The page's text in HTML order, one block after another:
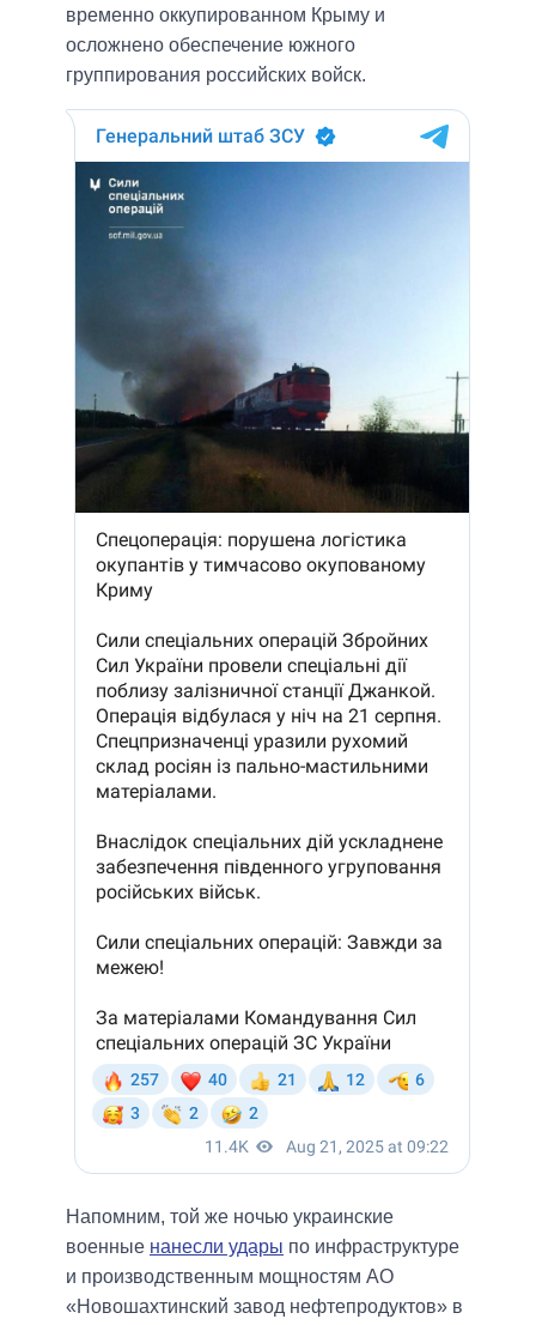
временно оккупированном Крыму и
осложнено обеспечение южного
группирования российских войск.
Напомним, той же ночью украинские
военные нанесли удары по инфраструктуре
и производственным мощностям АО
«Новошахтинский завод нефтепродуктов» в